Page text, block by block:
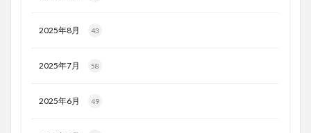
2025年8月 43
2025年7月 58
2025年6月 49